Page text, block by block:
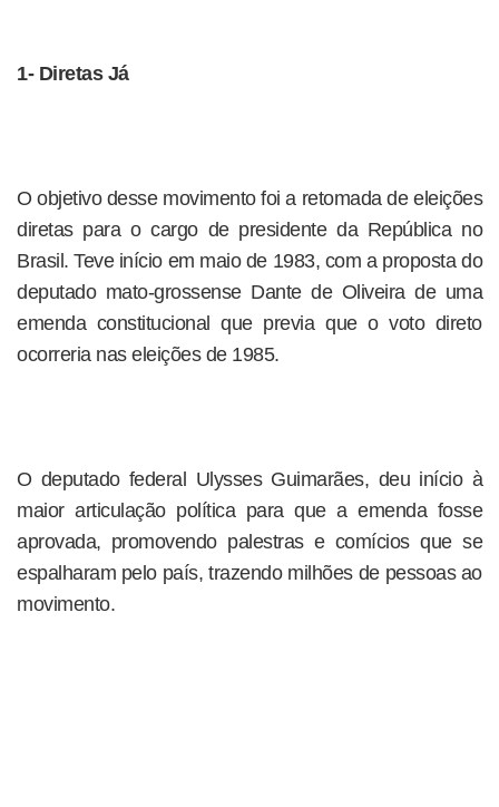
1- Diretas Já
O objetivo desse movimento foi a retomada de eleições
diretas para o cargo de presidente da República no
Brasil. Teve início em maio de 1983, com a proposta do
deputado mato-grossense Dante de Oliveira de uma
emenda constitucional que previa que o voto direto
ocorreria nas eleições de 1985.
O deputado federal Ulysses Guimarães, deu início à
maior articulação política para que a emenda fosse
aprovada, promovendo palestras e comícios que se
espalharam pelo país, trazendo milhões de pessoas ao
movimento.